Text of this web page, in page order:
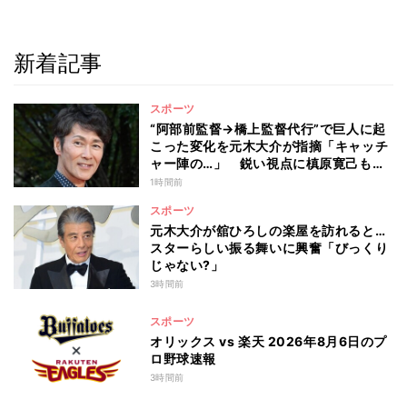
新着記事
スポーツ
“阿部前監督→橋上監督代行”で巨人に起
こった変化を元木大介が指摘「キャッチ
ャー陣の…」 鋭い視点に槙原寛己も感
心「やっぱりクセ者だな」
1時間前
スポーツ
元木大介が舘ひろしの楽屋を訪れると…
スターらしい振る舞いに興奮「びっくり
じゃない?」
3時間前
スポーツ
オリックス vs 楽天 2026年8月6日のプ
ロ野球速報
3時間前